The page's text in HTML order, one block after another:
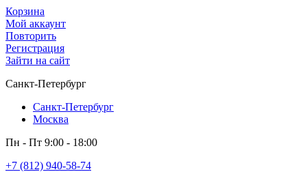
Корзина
Мой аккаунт
Повторить
Регистрация
Зайти на сайт
Санкт-Петербург
Санкт-Петербург
Москва
Пн - Пт 9:00 - 18:00
+7 (812) 940-58-74